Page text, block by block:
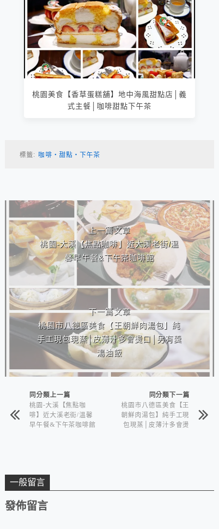
桃園美食【香草蛋糕舖】地中海風甜點店│義
式主餐│咖啡甜點下午茶
標籤: 咖啡‧甜點‧下午茶
相連文章
上一篇文章
桃園-大溪【焦點咖啡】近大溪老街/溫
馨早午餐&下午茶咖啡館
下一篇文章
桃園市八德區美食【王朝鮮肉湯包】純
手工現包現蒸│皮薄汁多會燙口│另有羹
湯油飯
同分類上一篇
桃園-大溪【焦點咖
啡】近大溪老街/溫馨
早午餐&下午茶咖啡館
同分類下一篇
桃園市八德區美食【王
朝鮮肉湯包】純手工現
包現蒸│皮薄汁多會燙
一般留言
發佈留言